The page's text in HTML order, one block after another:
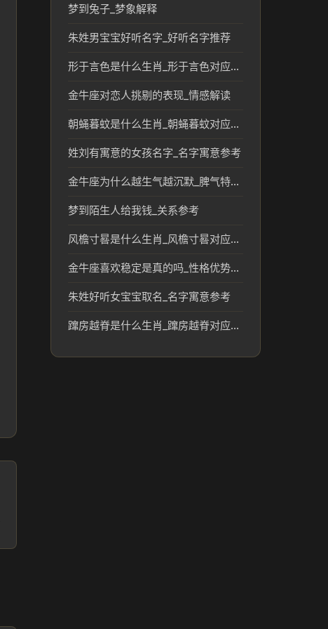
梦到兔子_梦象解释
朱姓男宝宝好听名字_好听名字推荐
形于言色是什么生肖_形于言色对应的生肖文化解读
金牛座对恋人挑剔的表现_情感解读
朝蝇暮蚊是什么生肖_朝蝇暮蚊对应的传统生肖解析
姓刘有寓意的女孩名字_名字寓意参考
金牛座为什么越生气越沉默_脾气特点解析
梦到陌生人给我钱_关系参考
风檐寸晷是什么生肖_风檐寸晷对应生肖及文化解读
金牛座喜欢稳定是真的吗_性格优势解析
朱姓好听女宝宝取名_名字寓意参考
蹿房越脊是什么生肖_蹿房越脊对应的生肖文化解读